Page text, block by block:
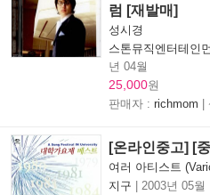
럼 [재발매]
성시경
스톤뮤직엔터테인
년 04월
25,000원
판매자 : richmom |
[온라인중고] [
여러 아티스트
지구 | 2003년 05월